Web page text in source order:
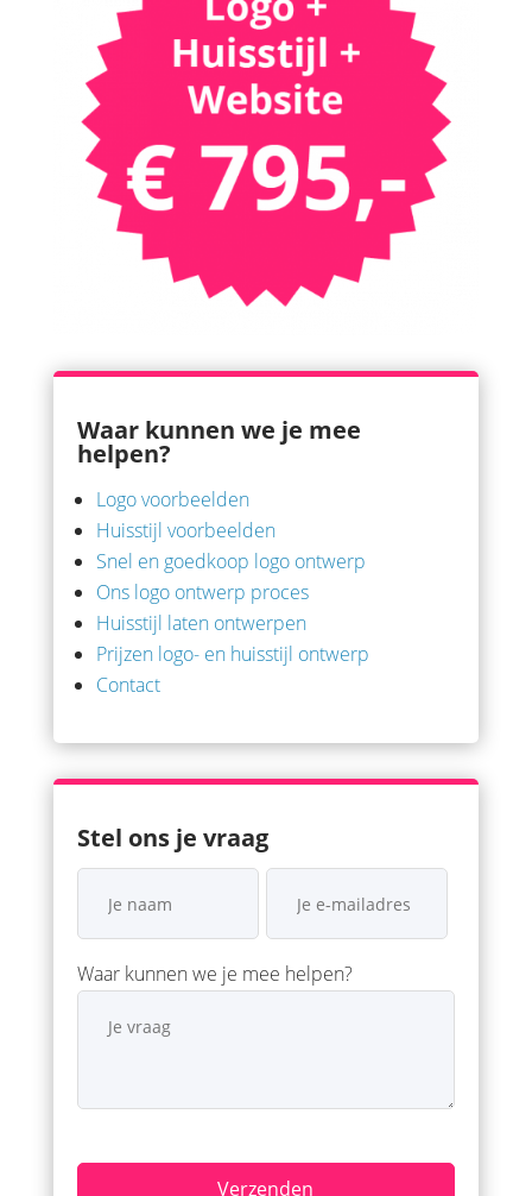
Waar kunnen we je mee
helpen?
Logo voorbeelden
Huisstijl voorbeelden
Snel en goedkoop logo ontwerp
Ons logo ontwerp proces
Huisstijl laten ontwerpen
Prijzen logo- en huisstijl ontwerp
Contact
Stel ons je vraag
Waar kunnen we je mee helpen?